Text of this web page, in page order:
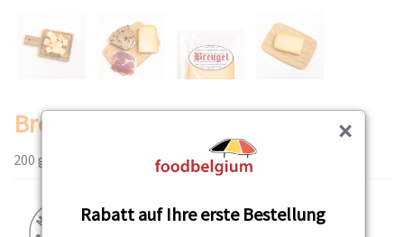
Breuge Käse (gereift, Block)
200 gr.
×
Rabatt auf Ihre erste Bestellung